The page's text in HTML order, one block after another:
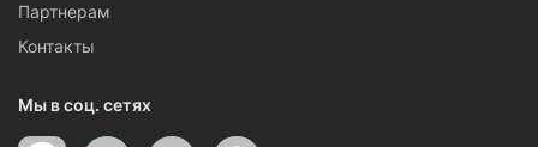
Партнерам
Контакты
Мы в соц. сетях